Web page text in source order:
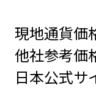
現地通貨価
他社参考価
日本公式